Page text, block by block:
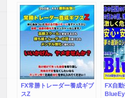
ら「毎月70万円」を稼ぎ続
けるツール登場！ドラスト
FX
FX常勝トレーダー養成ギブ
スZ
FX自